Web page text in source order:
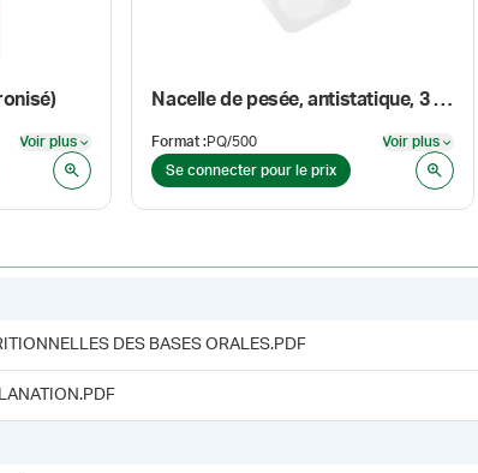
Voir plus
Nacelle de pesée, antistatique, 3 1/3 po × 3 1/3 po × 19/20 po
Format : PQ/500 Voir plus
Se connecter pour le prix
DES BASES ORALES.PDF